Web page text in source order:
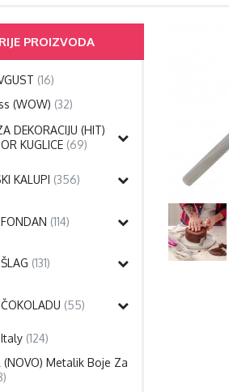
PROIZVODA
(16)
(WOW) (32)
DEKORACIJU (HIT)
KUGLICE (69)
KALUPI (356)
(114)
(131)
(55)
Italy (124)
(NOVO) Metalik Boje Za